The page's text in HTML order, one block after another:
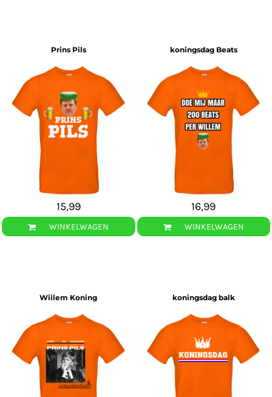
Prins Pils
15,99
WINKELWAGEN
koningsdag Beats
16,99
WINKELWAGEN
Wiilem Koning koningsdag balk